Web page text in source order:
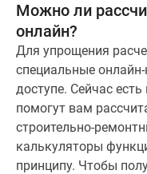
МаксМожно ли
онлайн?
Для упрощения
специальные
доступе. Сейчас
помогут вам
строительно-
калькуляторы
принципу. Чтобы